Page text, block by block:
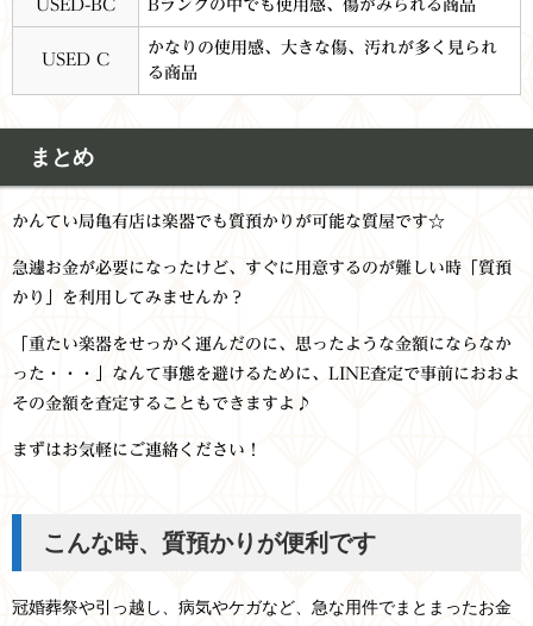
USED-BC Bランクの中でも使用感、傷がみられる商品
USED C
かなりの使用感、大きな傷、汚れが多く見られ
る商品
まとめ
かんてい局亀有店は楽器でも質預かりが可能な質屋です☆
急遽お金が必要になったけど、すぐに用意するのが難しい時「質預
かり」を利用してみませんか？
「重たい楽器をせっかく運んだのに、思ったような金額にならなか
った・・・」なんて事態を避けるために、LINE査定で事前におおよ
その金額を査定することもできますよ♪
まずはお気軽にご連絡ください！
こんな時、質預かりが便利です
冠婚葬祭や引っ越し、病気やケガなど、急な用件でまとまったお金